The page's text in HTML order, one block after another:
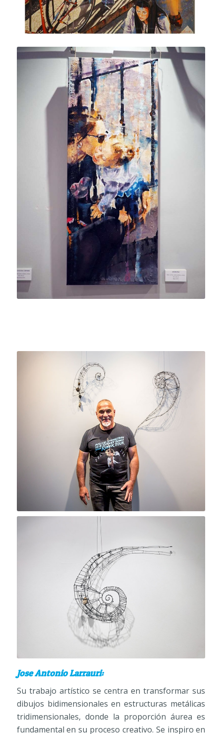
Jose Antonio Larrauri:
Su trabajo artístico se centra en transformar sus
dibujos bidimensionales en estructuras metálicas
tridimensionales, donde la proporción áurea es
fundamental en su proceso creativo. Se inspiro en